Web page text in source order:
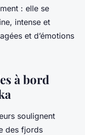
: elle se
intense et
et d’émotions
à bord
soulignent
des fjords